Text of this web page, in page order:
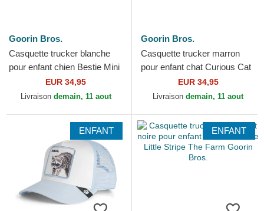
Goorin Bros.
Casquette trucker blanche
pour enfant chien Bestie Mini
The Farm Goorin Bros.
EUR 34,95
Livraison demain, 11 aout
Goorin Bros.
Casquette trucker marron
pour enfant chat Curious Cat
Mini The Farm Goorin Bros.
EUR 34,95
Livraison demain, 11 aout
ENFANT ENFANT